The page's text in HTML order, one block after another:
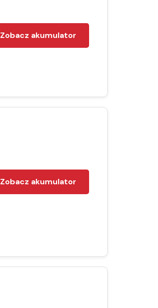
Zobacz akumulator
Zobacz akumulator